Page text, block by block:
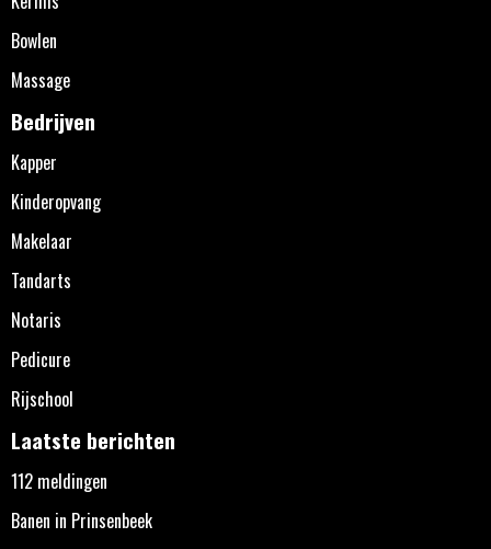
Bowlen
Massage
Bedrijven
Kapper
Kinderopvang
Makelaar
Tandarts
Notaris
Pedicure
Rijschool
Laatste berichten
112 meldingen
Banen in Prinsenbeek